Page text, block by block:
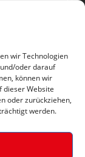
wir Technologien
oder darauf
können wir
dieser Website
oder zurückziehen,
werden.